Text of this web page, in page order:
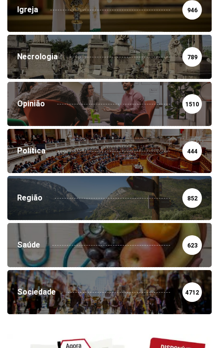
Igreja 946
Necrologia 789
Opinião 1510
Política 444
Região 852
Saúde 623
Sociedade 4712